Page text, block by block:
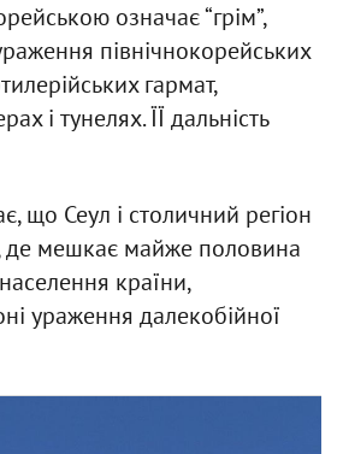
означає “грім”,
північнокорейських
гармат,
і тунелях. ЇЇ дальність
що Сеул і столичний регіон
де мешкає майже половина
країни,
ураження далекобійної